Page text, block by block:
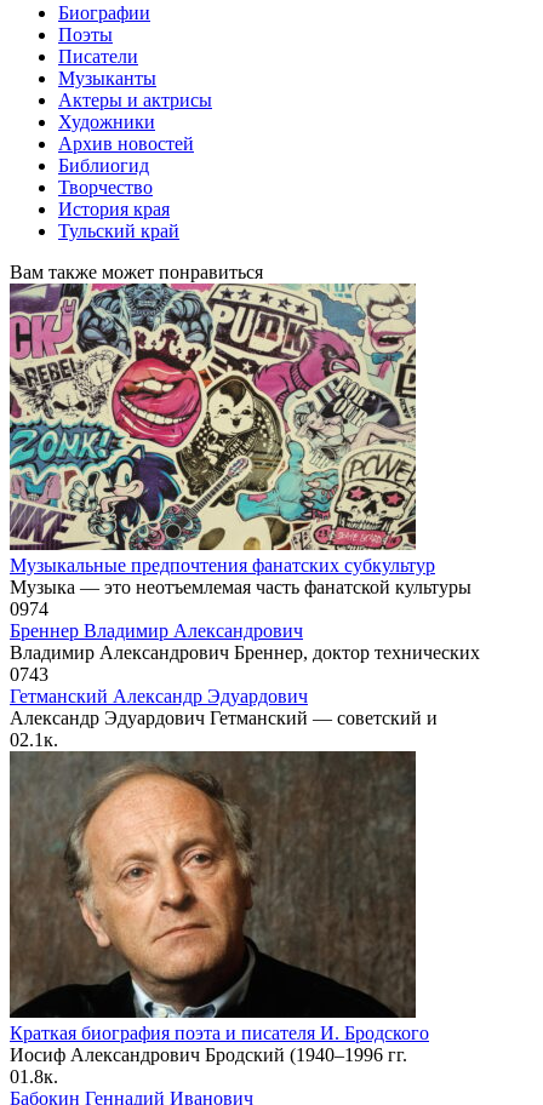
Биографии
Поэты
Писатели
Музыканты
Актеры и актрисы
Художники
Архив новостей
Библиогид
Творчество
История края
Тульский край
Вам также может понравиться
Музыкальные предпочтения фанатских субкультур
Музыка — это неотъемлемая часть фанатской культуры
0974
Бреннер Владимир Александрович
Владимир Александрович Бреннер, доктор технических
0743
Гетманский Александр Эдуардович
Александр Эдуардович Гетманский — советский и
02.1к.
Краткая биография поэта и писателя И. Бродского
Иосиф Александрович Бродский (1940–1996 гг.
01.8к.
Бабокин Геннадий Иванович